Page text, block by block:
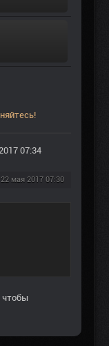
07:34
22 мая 2017 07:30
чтобы